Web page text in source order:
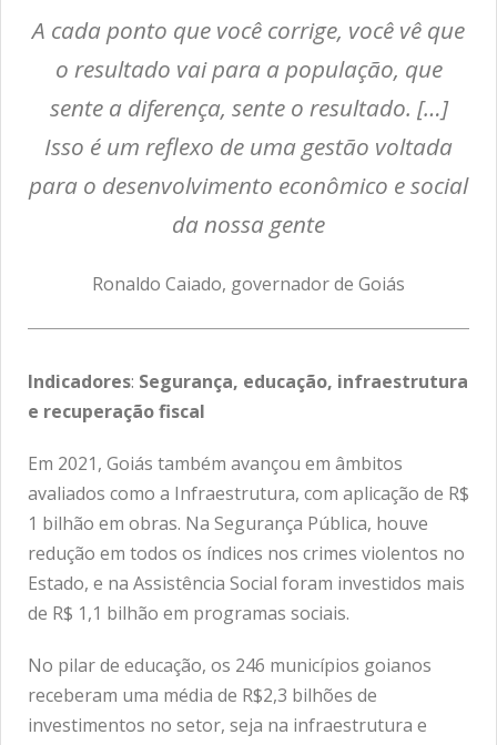
A cada ponto que você corrige, você vê que
o resultado vai para a população, que
sente a diferença, sente o resultado. […]
Isso é um reflexo de uma gestão voltada
para o desenvolvimento econômico e social
da nossa gente
Ronaldo Caiado, governador de Goiás
Indicadores: Segurança, educação, infraestrutura
e recuperação fiscal
Em 2021, Goiás também avançou em âmbitos
avaliados como a Infraestrutura, com aplicação de R$
1 bilhão em obras. Na Segurança Pública, houve
redução em todos os índices nos crimes violentos no
Estado, e na Assistência Social foram investidos mais
de R$ 1,1 bilhão em programas sociais.
No pilar de educação, os 246 municípios goianos
receberam uma média de R$2,3 bilhões de
investimentos no setor, seja na infraestrutura e